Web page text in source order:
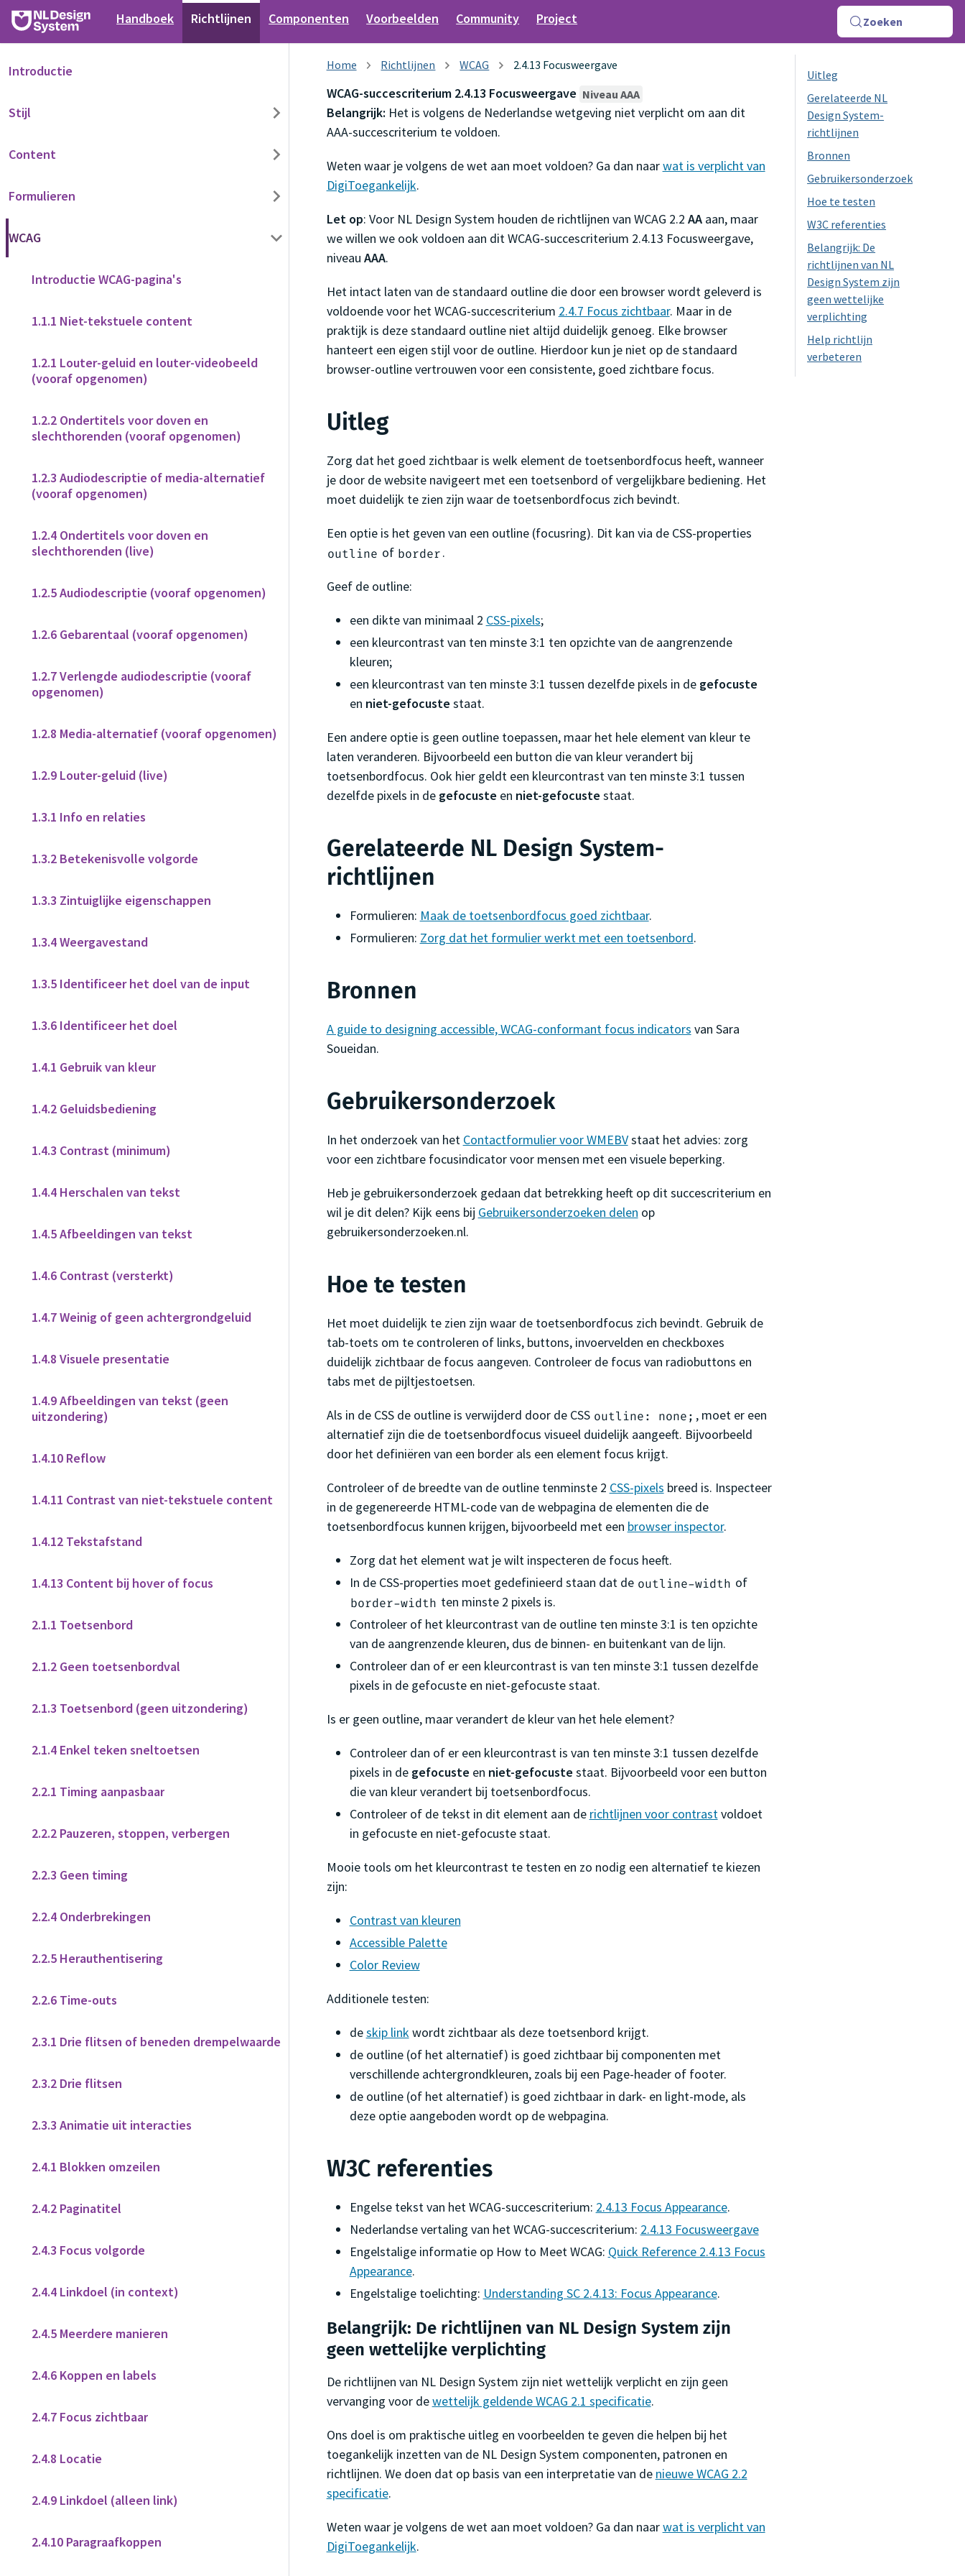
Handboek Richtlijnen Componenten Voorbeelden Community Project Zoeken
Introductie
Stijl
Content
Formulieren
WCAG
Introductie WCAG-pagina's
1.1.1 Niet-tekstuele content
1.2.1 Louter-geluid en louter-videobeeld
(vooraf opgenomen)
1.2.2 Ondertitels voor doven en
slechthorenden (vooraf opgenomen)
1.2.3 Audiodescriptie of media-alternatief
(vooraf opgenomen)
1.2.4 Ondertitels voor doven en
slechthorenden (live)
1.2.5 Audiodescriptie (vooraf opgenomen)
1.2.6 Gebarentaal (vooraf opgenomen)
1.2.7 Verlengde audiodescriptie (vooraf
opgenomen)
1.2.8 Media-alternatief (vooraf opgenomen)
1.2.9 Louter-geluid (live)
1.3.1 Info en relaties
1.3.2 Betekenisvolle volgorde
1.3.3 Zintuiglijke eigenschappen
1.3.4 Weergavestand
1.3.5 Identificeer het doel van de input
1.3.6 Identificeer het doel
1.4.1 Gebruik van kleur
1.4.2 Geluidsbediening
1.4.3 Contrast (minimum)
1.4.4 Herschalen van tekst
1.4.5 Afbeeldingen van tekst
1.4.6 Contrast (versterkt)
1.4.7 Weinig of geen achtergrondgeluid
1.4.8 Visuele presentatie
1.4.9 Afbeeldingen van tekst (geen
uitzondering)
1.4.10 Reflow
1.4.11 Contrast van niet-tekstuele content
1.4.12 Tekstafstand
1.4.13 Content bij hover of focus
2.1.1 Toetsenbord
2.1.2 Geen toetsenbordval
2.1.3 Toetsenbord (geen uitzondering)
2.1.4 Enkel teken sneltoetsen
2.2.1 Timing aanpasbaar
2.2.2 Pauzeren, stoppen, verbergen
2.2.3 Geen timing
2.2.4 Onderbrekingen
2.2.5 Herauthentisering
2.2.6 Time-outs
2.3.1 Drie flitsen of beneden drempelwaarde
2.3.2 Drie flitsen
2.3.3 Animatie uit interacties
2.4.1 Blokken omzeilen
2.4.2 Paginatitel
2.4.3 Focus volgorde
2.4.4 Linkdoel (in context)
2.4.5 Meerdere manieren
2.4.6 Koppen en labels
2.4.7 Focus zichtbaar
2.4.8 Locatie
2.4.9 Linkdoel (alleen link)
2.4.10 Paragraafkoppen
Richtlijnen WCAG 2.4.13 Focusweergave
WCAG-succescriterium 2.4.13 Focusweergave Niveau AAA
Belangrijk: Het is volgens de Nederlandse wetgeving niet verplicht om aan dit
AAA-succescriterium te voldoen.
Weten waar je volgens de wet aan moet voldoen? Ga dan naarwat is verplicht van
DigiToegankelijk.
Let op: Voor NL Design System houden de richtlijnen van WCAG 2.2 AAaan, maar
we willen we ook voldoen aan dit WCAG-succescriterium 2.4.13 Focusweergave,
niveau AAA.
Het intact laten van de standaard outline die door een browser wordt geleverd is
voldoende voor het WCAG-succescriterium 2.4.7 Focus zichtbaar. Maar in de
praktijk is deze standaard outline niet altijd duidelijk genoeg. Elke browser
hanteert een eigen stijl voor de outline. Hierdoor kun je niet op de standaard
browser-outline vertrouwen voor een consistente, goed zichtbare focus.
Uitleg
Zorg dat het goed zichtbaar is welk element de toetsenbordfocus heeft, wanneer
je door de website navigeert met een toetsenbord of vergelijkbare bediening. Het
moet duidelijk te zien zijn waar de toetsenbordfocus zich bevindt.
Een optie is het geven van een outline (focusring). Dit kan via de CSS-properties
outline of border .
Geef de outline:
een dikte van minimaal 2 CSS-pixels;
een kleurcontrast van ten minste 3:1 ten opzichte van de aangrenzende
kleuren;
een kleurcontrast van ten minste 3:1 tussen dezelfde pixels in de gefocuste
en niet-gefocuste staat.
Een andere optie is geen outline toepassen, maar het hele element van kleur te
laten veranderen. Bijvoorbeeld een button die van kleur verandert bij
toetsenbordfocus. Ook hier geldt een kleurcontrast van ten minste 3:1 tussen
dezelfde pixels in de gefocuste en niet-gefocuste staat.
Gerelateerde NL Design System-
richtlijnen
Formulieren: Maak de toetsenbordfocus goed zichtbaar.
Formulieren: Zorg dat het formulier werkt met een toetsenbord.
Bronnen
A guide to designing accessible, WCAG-conformant focus indicators van Sara
Soueidan.
Gebruikersonderzoek
In het onderzoek van het Contactformulier voor WMEBVstaat het advies: zorg
voor een zichtbare focusindicator voor mensen met een visuele beperking.
Heb je gebruikersonderzoek gedaan dat betrekking heeft op dit succescriterium en
wil je dit delen? Kijk eens bij Gebruikersonderzoeken delen op
gebruikersonderzoeken.nl.
Hoe te testen
Het moet duidelijk te zien zijn waar de toetsenbordfocus zich bevindt. Gebruik de
tab-toets om te controleren of links, buttons, invoervelden en checkboxes
duidelijk zichtbaar de focus aangeven. Controleer de focus van radiobuttons en
tabs met de pijltjestoetsen.
Als in de CSS de outline is verwijderd door de CSS outline: none; , moet er een
alternatief zijn die de toetsenbordfocus visueel duidelijk aangeeft. Bijvoorbeeld
door het definiëren van een border als een element focus krijgt.
Controleer of de breedte van de outline tenminste 2 CSS-pixels breed is. Inspecteer
in de gegenereerde HTML-code van de webpagina de elementen die de
toetsenbordfocus kunnen krijgen, bijvoorbeeld met een browser inspector.
Zorg dat het element wat je wilt inspecteren de focus heeft.
In de CSS-properties moet gedefinieerd staan dat de outline-width of
border-width ten minste 2 pixels is.
Controleer of het kleurcontrast van de outline ten minste 3:1 is ten opzichte
van de aangrenzende kleuren, dus de binnen- en buitenkant van de lijn.
Controleer dan of er een kleurcontrast is van ten minste 3:1 tussen dezelfde
pixels in de gefocuste en niet-gefocuste staat.
Is er geen outline, maar verandert de kleur van het hele element?
Controleer dan of er een kleurcontrast is van ten minste 3:1 tussen dezelfde
pixels in de gefocuste en niet-gefocuste staat. Bijvoorbeeld voor een button
die van kleur verandert bij toetsenbordfocus.
Controleer of de tekst in dit element aan de richtlijnen voor contrastvoldoet
in gefocuste en niet-gefocuste staat.
Mooie tools om het kleurcontrast te testen en zo nodig een alternatief te kiezen
zijn:
Contrast van kleuren
Accessible Palette
Color Review
Additionele testen:
deskip linkwordt zichtbaar als deze toetsenbord krijgt.
de outline (of het alternatief) is goed zichtbaar bij componenten met
verschillende achtergrondkleuren, zoals bij een Page-header of footer.
de outline (of het alternatief) is goed zichtbaar in dark- en light-mode, als
deze optie aangeboden wordt op de webpagina.
W3C referenties
Engelse tekst van het WCAG-succescriterium: 2.4.13 Focus Appearance.
Nederlandse vertaling van het WCAG-succescriterium: 2.4.13 Focusweergave
Engelstalige informatie op How to Meet WCAG: Quick Reference 2.4.13 Focus
Appearance.
Engelstalige toelichting: Understanding SC 2.4.13: Focus Appearance.
Belangrijk: De richtlijnen van NL Design System zijn
geen wettelijke verplichting
De richtlijnen van NL Design System zijn niet wettelijk verplicht en zijn geen
vervanging voor dewettelijk geldende WCAG 2.1 specificatie.
Ons doel is om praktische uitleg en voorbeelden te geven die helpen bij het
toegankelijk inzetten van de NL Design System componenten, patronen en
richtlijnen. We doen dat op basis van een interpretatie van de nieuwe WCAG 2.2
specificatie.
Weten waar je volgens de wet aan moet voldoen? Ga dan naarwat is verplicht van
DigiToegankelijk.
Uitleg
Gerelateerde NL
Design System-
richtlijnen
Bronnen
Gebruikersonderzoek
Hoe te testen
W3C referenties
Belangrijk: De
richtlijnen van NL
Design System zijn
geen wettelijke
verplichting
Help richtlijn
verbeteren